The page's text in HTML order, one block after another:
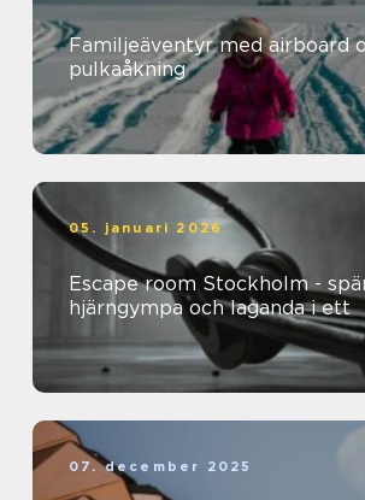
Familjeäventyr med airboard
pulkaåkning
05. januari 2026
Escape room Stockholm -
hjärngympa och laganda i ett
07. december 2025